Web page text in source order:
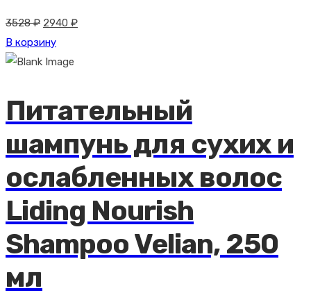
3528₽ Первоначальная
цена
составляла
2940 ₽Текущая
В корзину
Питательный
шампунь для сухих и
ослабленных волос
Liding Nourish
Shampoo Velian, 250
мл